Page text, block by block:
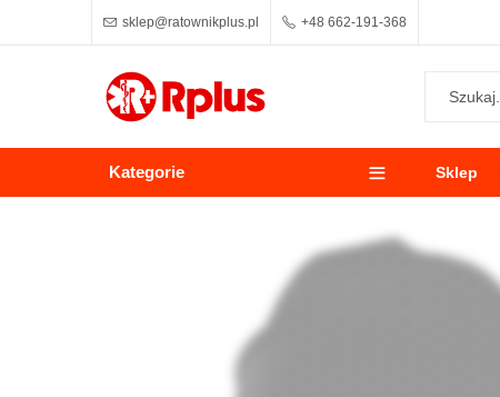
sklep@ratownikplus.pl +48 662-191-368
Kategorie Sklep